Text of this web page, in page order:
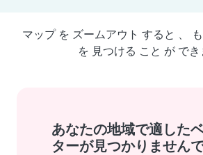
マップ を ズームアウト すると 、
を 見つける こと が でき
あなたの地域で適した
ターが見つかりません